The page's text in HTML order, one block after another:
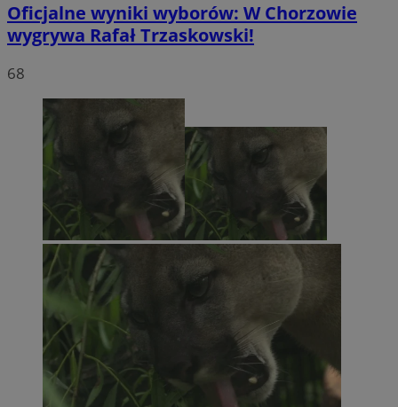
Oficjalne wyniki wyborów: W Chorzowie
wygrywa Rafał Trzaskowski!
68